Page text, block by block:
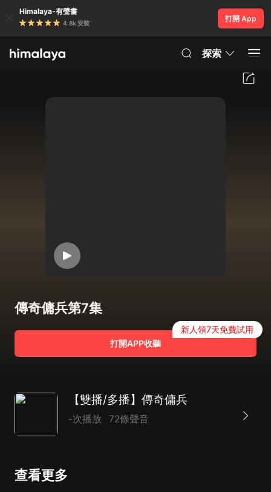
Himalaya-有聲書
4.8k 安裝
打開 App
探索
傳奇傭兵第7集
打開APP收聽
新人領7天免費試用
【雙播/多播】傳奇傭兵
-次播放 72條聲音
查看更多